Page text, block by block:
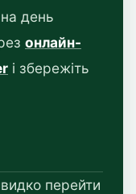
день
онлайн-
і збережіть
перейти